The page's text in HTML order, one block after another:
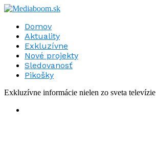
Domov
Aktuality
Exkluzívne
Nové projekty
Sledovanosť
Pikošky
Exkluzívne informácie nielen zo sveta televízie